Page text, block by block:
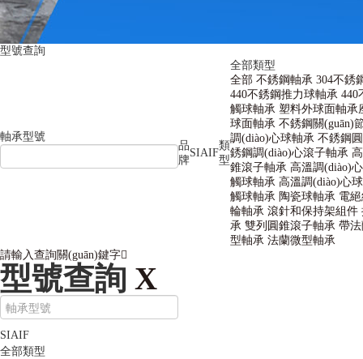
型號查詢
軸承型號
品
牌
SIAIF
類
型
全部類型
全部 不銹鋼軸承 304不銹
440不銹鋼推力球軸承 440
觸球軸承 塑料外球面軸承
球面軸承 不銹鋼關(guān)
調(diào)心球軸承 不銹鋼
銹鋼調(diào)心滾子軸承
錐滾子軸承 高溫調(diào)
觸球軸承 高溫調(diào)心
觸球軸承 陶瓷球軸承 電
輪軸承 滾針和保持架組件
承 雙列圓錐滾子軸承 帶
型軸承 法蘭微型軸承
請輸入查詢關(guān)鍵字
型號查詢 X
SIAIF
全部類型